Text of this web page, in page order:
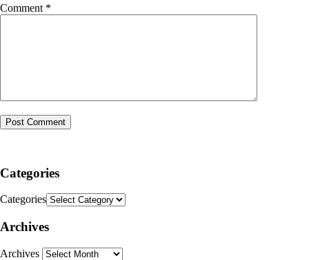
Comment *
Categories
Categories
Archives
Archives